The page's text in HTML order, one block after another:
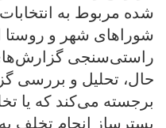
شده مربوط به
شوراهای شهر و
راستی‌سنجی گزارش‌های
حال، تحلیل و بررسی
برجسته می‌کند که یا
بسترساز انجام تخلف